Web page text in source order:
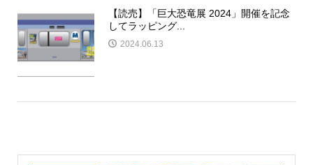
【読売】「巨大恐竜展 2024」開催を記念
してラッピング...
2024.06.13